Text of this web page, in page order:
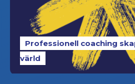
Professionell coaching
värld